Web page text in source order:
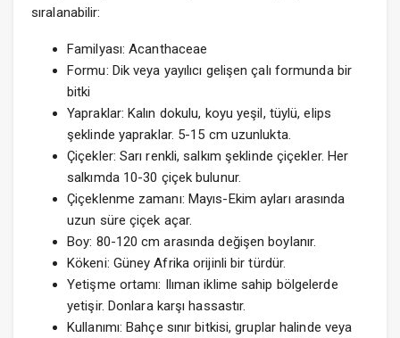
sıralanabilir:
Familyası:Acanthaceae
Formu: Dik veya yayılıcı gelişen çalı formunda bir
bitki
Yapraklar: Kalın dokulu, koyu yeşil, tüylü, elips
şeklinde yapraklar. 5-15 cm uzunlukta.
Çiçekler: Sarı renkli, salkım şeklinde çiçekler. Her
salkımda 10-30 çiçek bulunur.
Çiçeklenme zamanı: Mayıs-Ekim ayları arasında
uzun süre çiçek açar.
Boy: 80-120 cm arasında değişen boylanır.
Kökeni: Güney Afrika orijinli bir türdür.
Yetişme ortamı: Ilıman iklime sahip bölgelerde
yetişir. Donlara karşı hassastır.
Kullanımı: Bahçe sınır bitkisi, gruplar halinde veya